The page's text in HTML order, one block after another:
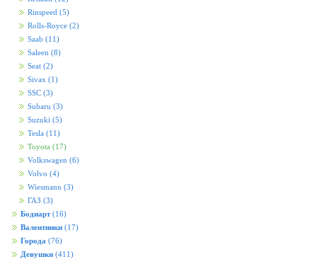
Rinspeed (5)
Rolls-Royce (2)
Saab (11)
Saleen (8)
Seat (2)
Sivax (1)
SSC (3)
Subaru (3)
Suzuki (5)
Tesla (11)
Toyota (17)
Volkswagen (6)
Volvo (4)
Wiesmann (3)
ГАЗ (3)
Бодиарт (16)
Валентинки (17)
Города (76)
Девушки (411)